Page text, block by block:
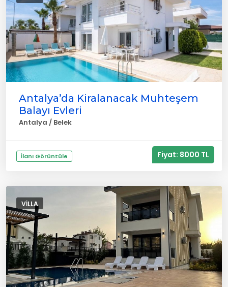
Antalya’da Kiralanacak Muhteşem
Balayı Evleri
Antalya / Belek
İlanı Görüntüle Fiyat: 8000 TL
VILLA